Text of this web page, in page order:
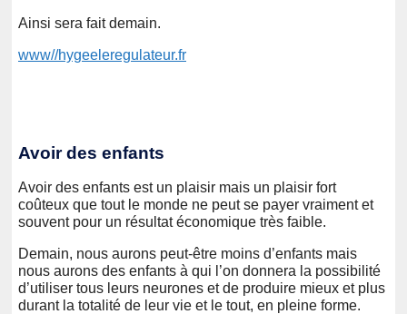
Ainsi sera fait demain.
www//hygeeleregulateur.fr
Avoir des enfants
Avoir des enfants est un plaisir mais un plaisir fort
coûteux que tout le monde ne peut se payer vraiment et
souvent pour un résultat économique très faible.
Demain, nous aurons peut-être moins d’enfants mais
nous aurons des enfants à qui l’on donnera la possibilité
d’utiliser tous leurs neurones et de produire mieux et plus
durant la totalité de leur vie et le tout, en pleine forme.